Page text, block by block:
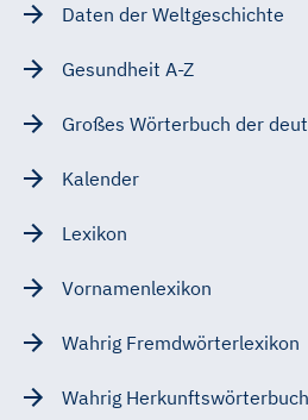
Daten der Weltgeschichte
Gesundheit A-Z
Großes Wörterbuch der
Kalender
Lexikon
Vornamenlexikon
Wahrig Fremdwörterlexikon
Wahrig Herkunftswörterbuch